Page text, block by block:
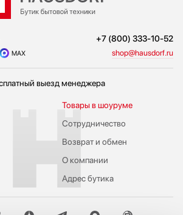
+7 (800) 333-10-52
MAX shop@hausdorf.ru
выезд менеджера
Сотрудничество
Возврат и обмен
Товары в шоуруме
О компании
Адрес бутика